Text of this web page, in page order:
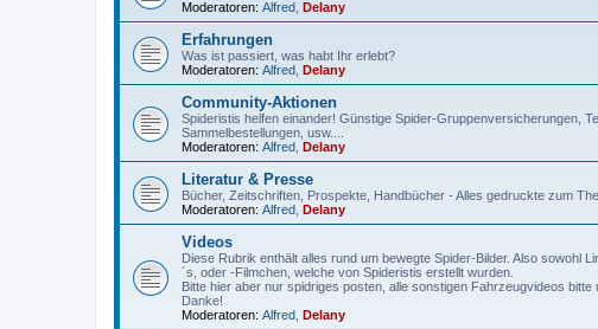
Moderatoren: Alfred Delany
Erfahrungen
Was ist passiert, was habt Ihr erlebt?
Moderatoren: Alfred Delany
Community-Aktionen
Spideristis helfen einander! Günstige Spider-Gruppenversicherungen,
Sammelbestellungen, usw....
Moderatoren: Alfred Delany
Literatur & Presse
Bücher, Zeitschriften, Prospekte, Handbücher - Alles gedruckte zum
Moderatoren: Alfred Delany
Videos
Diese Rubrik enthält alles rund um bewegte Spider-Bilder. Also sowohl
´s, oder -Filmchen, welche von Spideristis erstellt wurden.
Bitte hier aber nur spidriges posten, alle sonstigen Fahrzeugvideos
Danke!
Moderatoren: Alfred Delany